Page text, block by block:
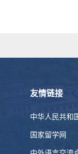
友情链接
中华人民共和
国家留学网